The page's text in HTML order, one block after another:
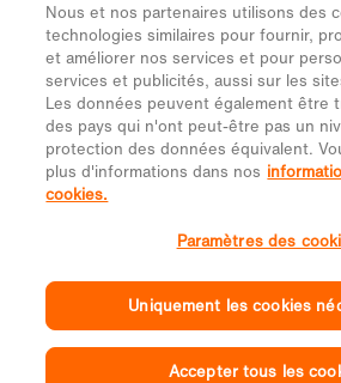
Nous et nos partenaires utilisons des
technologies similaires pour fournir,
et améliorer nos services et pour
services et publicités, aussi sur les
Les données peuvent également être
des pays qui n'ont peut-être pas un
protection des données équivalent.
plus d'informations dans nos
cookies.
Paramètres des
Uniquement les cookies
Accepter tous les